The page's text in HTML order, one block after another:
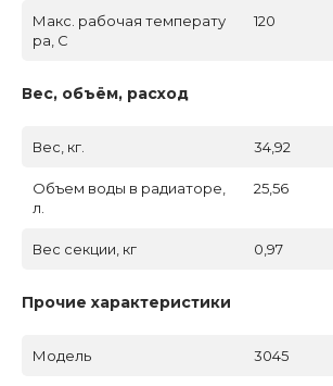
Макс. рабочая температу
ра, C
120
Вес, объём, расход
Вес, кг. 34,92
Объем воды в радиаторе,
л.
25,56
Вес секции, кг 0,97
Прочие характеристики
Модель 3045